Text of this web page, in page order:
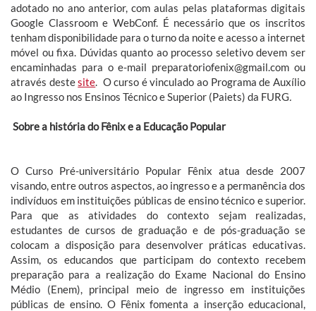
adotado no ano anterior, com aulas pelas plataformas digitais
Google Classroom e WebConf. É necessário que os inscritos
tenham disponibilidade para o turno da noite e acesso a internet
móvel ou fixa. Dúvidas quanto ao processo seletivo devem ser
encaminhadas para o e-mail preparatoriofenix@gmail.com ou
através destesite. O curso é vinculado ao Programa de Auxílio
ao Ingresso nos Ensinos Técnico e Superior (Paiets) da FURG.
Sobre a história do Fênix e a Educação Popular
O Curso Pré-universitário Popular Fênix atua desde 2007
visando, entre outros aspectos, ao ingresso e a permanência dos
indivíduos em instituições públicas de ensino técnico e superior.
Para que as atividades do contexto sejam realizadas,
estudantes de cursos de graduação e de pós-graduação se
colocam a disposição para desenvolver práticas educativas.
Assim, os educandos que participam do contexto recebem
preparação para a realização do Exame Nacional do Ensino
Médio (Enem), principal meio de ingresso em instituições
públicas de ensino. O Fênix fomenta a inserção educacional,